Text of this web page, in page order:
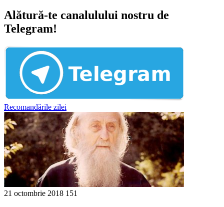
Alătură-te canalulului nostru de
Telegram!
Recomandările zilei
21 octombrie 2018 151